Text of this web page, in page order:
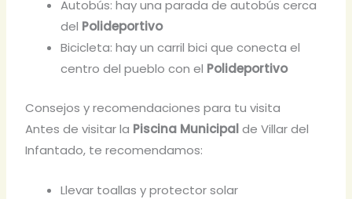
Autobús: hay una parada de autobús cerca
del Polideportivo
Bicicleta: hay un carril bici que conecta el
centro del pueblo con el Polideportivo
Consejos y recomendaciones para tu visita
Antes de visitar la Piscina Municipalde Villar del
Infantado, te recomendamos:
Llevar toallas y protector solar